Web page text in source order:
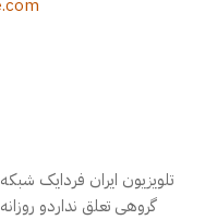
تلویزیون ایران فردایک
گروهی تعلق نداردو